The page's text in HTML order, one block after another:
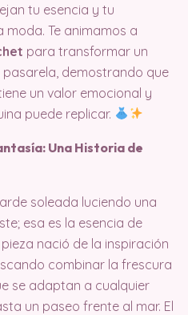
tu esencia y tu
Te animamos a
para transformar un
pasarela, demostrando que
un valor emocional y
puede replicar.
Una Historia de
soleada luciendo una
esa es la esencia de
nació de la inspiración
combinar la frescura
se adaptan a cualquier
un paseo frente al mar. El